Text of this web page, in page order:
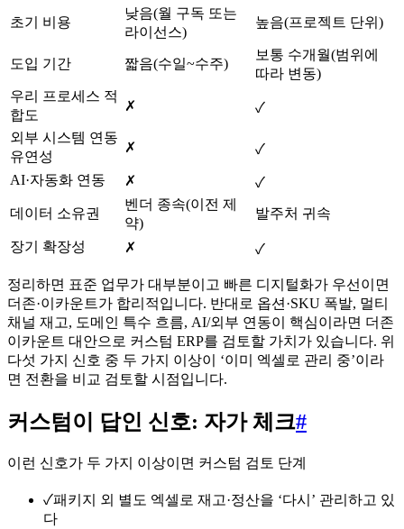
초기 비용
낮음(월 구독 또는
라이선스)
높음(프로젝트 단위)
도입 기간 짧음(수일~수주)
보통 수개월(범위에
따라 변동)
우리 프로세스 적
합도
✗
✓
외부 시스템 연동
유연성
✗
✓
AI·자동화 연동
✗
✓
데이터 소유권
벤더 종속(이전 제
약)
발주처 귀속
장기 확장성 ✗ ✓
정리하면 표준 업무가 대부분이고 빠른 디지털화가 우선이면
더존·이카운트가 합리적입니다. 반대로 옵션·SKU 폭발, 멀티
채널 재고, 도메인 특수 흐름, AI/외부 연동이 핵심이라면 더존
이카운트 대안으로 커스텀 ERP를 검토할 가치가 있습니다. 위
다섯 가지 신호 중 두 가지 이상이 ‘이미 엑셀로 관리 중’이라
면 전환을 비교 검토할 시점입니다.
커스텀이 답인 신호: 자가 체크#
이런 신호가 두 가지 이상이면 커스텀 검토 단계
✓패키지 외 별도 엑셀로 재고·정산을 ‘다시’ 관리하고 있
다